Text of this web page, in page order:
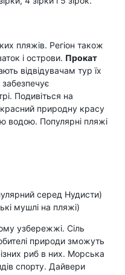
пляжів. Регіон також
і острови. Прокат
відвідувачам тур їх
Подивіться на
природну красу
водою. Популярні пляжі
серед Нудисти)
мушлі на пляжі)
узбережжі. Сіль
природи зможуть
риб в них. Морська
спорту. Дайвери